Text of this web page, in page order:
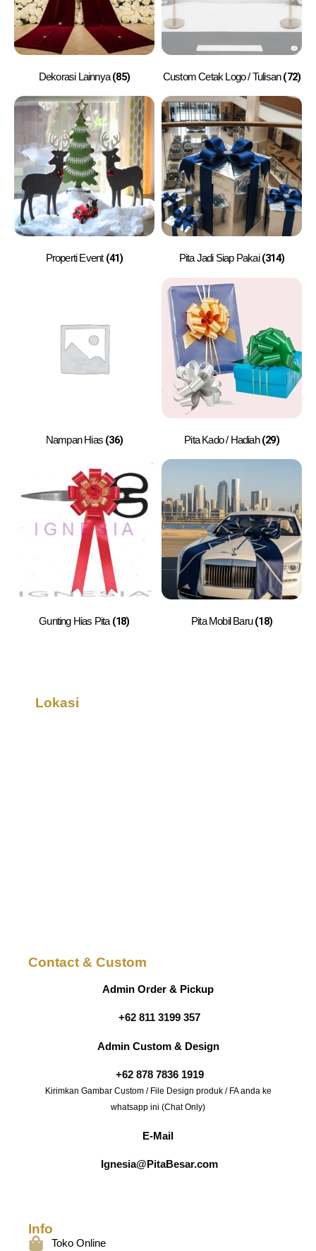
Dekorasi Lainnya(85) Custom Cetak Logo / Tulisan(72)
Properti Event (41) Pita Jadi Siap Pakai(314)
Nampan Hias (36) Pita Kado / Hadiah(29)
Gunting Hias Pita (18) Pita Mobil Baru(18)
Lokasi
Contact & Custom
Admin Order & Pickup
+62 811 3199 357
Admin Custom & Design
+62 878 7836 1919
Kirimkan Gambar Custom / File Design produk / FA anda ke
whatsapp ini (Chat Only)
E-Mail
Ignesia@PitaBesar.com
Info
Toko Online